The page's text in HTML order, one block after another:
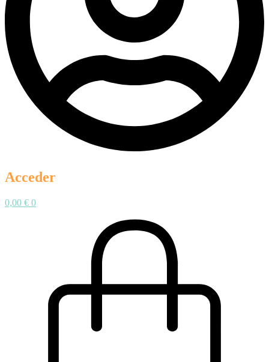
Acceder
0,00 € 0